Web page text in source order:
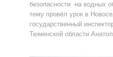
безопасности на водных
тему провёл урок в
государственный
Тюменской области